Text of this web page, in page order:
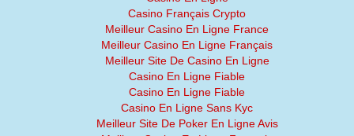
Casino Français Crypto
Meilleur Casino En Ligne France
Meilleur Casino En Ligne Français
Meilleur Site De Casino En Ligne
Casino En Ligne Fiable
Casino En Ligne Fiable
Casino En Ligne Sans Kyc
Meilleur Site De Poker En Ligne Avis